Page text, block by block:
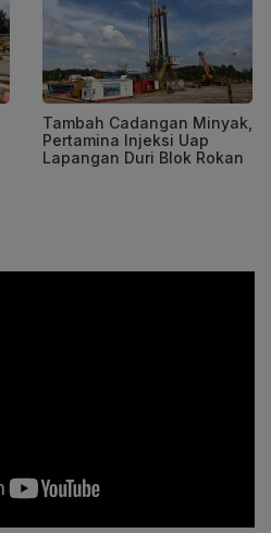
Tambah Cadangan Minyak,
Pertamina Injeksi Uap
Lapangan Duri Blok Rokan